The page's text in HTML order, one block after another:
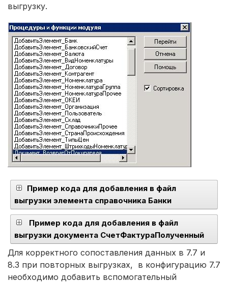
выгрузку.
Пример кода для добавления в файл
выгрузки элемента справочника Банки
Пример кода для добавления в файл
выгрузки документа СчетФактураПолученный
Для корректного сопоставления данных в 7.7 и
8.3 при повторных выгрузках, в конфигурацию 7.7
необходимо добавить вспомогательный